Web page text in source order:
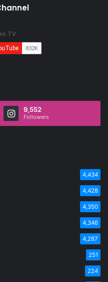
9,552
Followers
4,434
4,428
4,350
4,346
4,287
251
224